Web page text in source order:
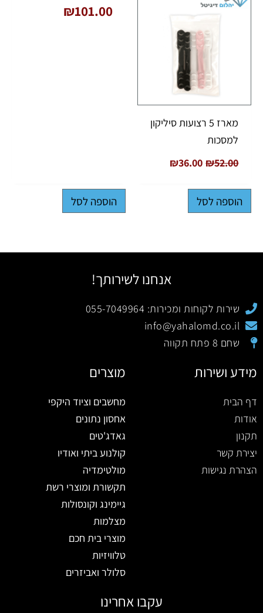
מארז 5 רצועות סיליקון
למסכות
₪52.00
₪36.00
הוספה לסל
₪101.00
הוספה לסל
אנחנו לשירותך!
שירות לקוחות ומכירות: 055-7049964
info@yahalomd.co.il
שחם 8 פתח תקווה
מידע ושירות
דף הבית
אודות
תקנון
יצירת קשר
הצהרת נגישות
מוצרים
מחשבים וציוד היקפי
אחסון נתונים
גאדג'טים
קולנוע ביתי ואודיו
מולטימדיה
תקשורת ומוצרי רשת
גיימינג וקונסולות
מצלמות
מוצרי בית חכם
טלוויזיות
סלולר ואביזרים
עקבו אחרינו